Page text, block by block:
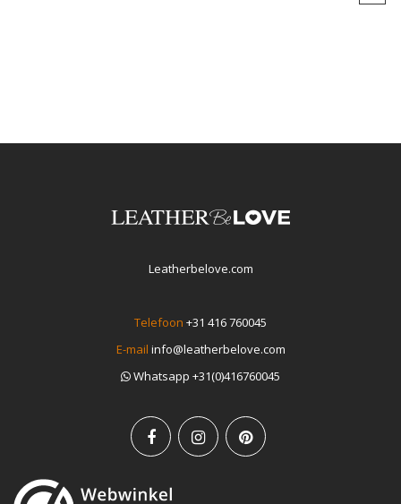
Leatherbelove.com
Telefoon +31 416 760045
E-mail info@leatherbelove.com
Whatsapp +31(0)416760045